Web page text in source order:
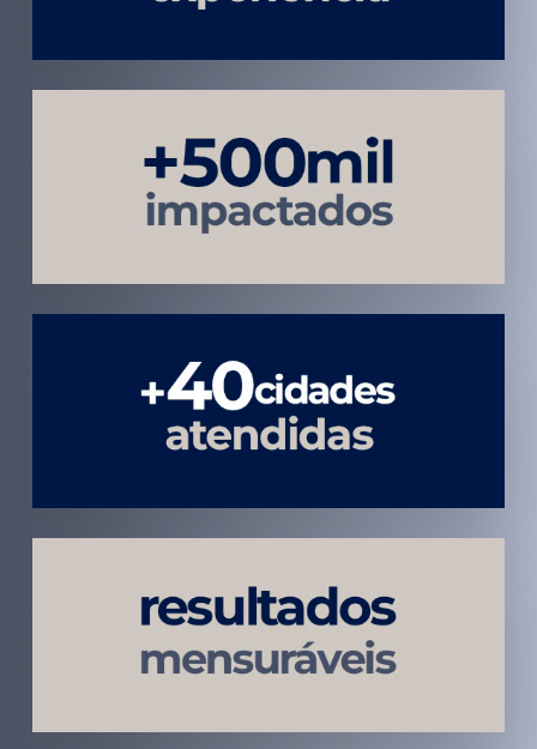
Médicos e
Pacientes
Impactados
Atendimento
em todo
Brasil
Estratégias
Voltadas a
Conversão